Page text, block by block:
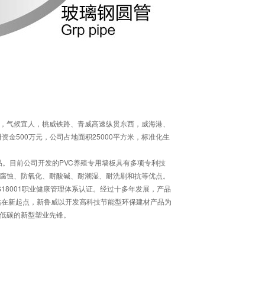
候宜人，桃威铁路、青威高速纵贯东西，威海港、
金500万元，公司占地面积25000平方米，标准化生
目前公司开发的PVC养殖专用墙板具有多项专利技
、防氧化、耐酸碱、耐潮湿、耐洗刷和抗等优点。
职业健康管理体系认证。经过十多年发展，产品
新起点，新鲁威以开发高科技节能型环保建材产品为
的新型塑业先锋。